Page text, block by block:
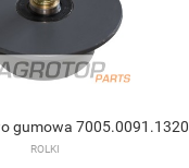
gumowa 7005.0091.1320
ROLKI